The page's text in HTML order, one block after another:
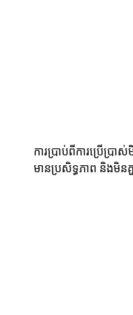
ការប្រាប់ពីការប្រើប្រ
មានប្រសិទ្ធភាព និងមិន